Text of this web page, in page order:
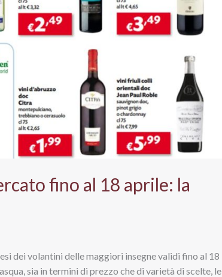
fino al 18 aprile: la
dei volantini delle maggiori insegne validi fino al 18
sia in termini di prezzo che di varietà di scelte, le